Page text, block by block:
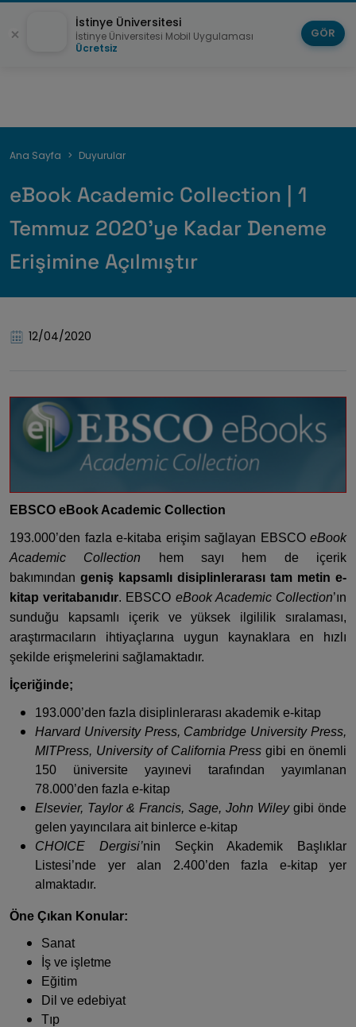
Breadcrumb
Ana Sayfa Duyurular
eBook Academic Collection | 1
Temmuz 2020'ye Kadar Deneme
Erişimine Açılmıştır
12/04/2020
EBSCO eBook Academic Collection
193.000’den fazla e-kitaba erişim sağlayan EBSCO eBook
Academic Collection hem sayı hem de içerik
bakımından geniş kapsamlı disiplinlerarası tam metin e-
kitap veritabanıdır. EBSCO eBook Academic Collection’ın
sunduğu kapsamlı içerik ve yüksek ilgililik sıralaması,
araştırmacıların ihtiyaçlarına uygun kaynaklara en hızlı
şekilde erişmelerini sağlamaktadır.
İçeriğinde;
193.000’den fazla disiplinlerarası akademik e-kitap
Harvard University Press, Cambridge University Press,
MITPress, University of California Press gibi en önemli
150 üniversite yayınevi tarafından yayımlanan
78.000’den fazla e-kitap
Elsevier, Taylor & Francis, Sage, John Wiley gibi önde
gelen yayıncılara ait binlerce e-kitap
CHOICE Dergisi’nin Seçkin Akademik Başlıklar
Listesi’nde yer alan 2.400’den fazla e-kitap yer
almaktadır.
Öne Çıkan Konular:
Sanat
İş ve işletme
Eğitim
Dil ve edebiyat
Tıp
İstinye Üniversitesi
İstinye Üniversitesi Mobil Uygulaması
Ücretsiz
GÖR